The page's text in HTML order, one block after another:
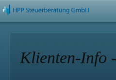
Klienten-Info